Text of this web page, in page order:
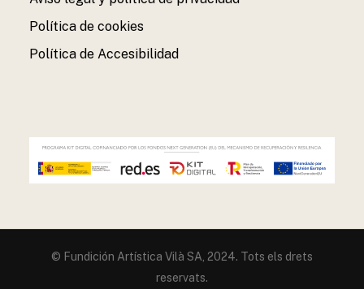
Política de cookies
Política de Accesibilidad
© Fundición Artística Vilà SA, 2024. Tots els drets
reservats.